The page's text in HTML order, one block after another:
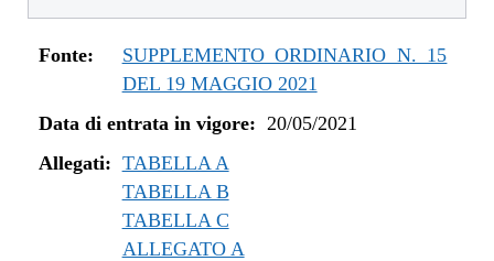
dal 01/01/2022 al 13/06/2022
dal 10/12/2021 al 31/12/2021
dal 06/11/2021 al 09/12/2021
dal 20/05/2021 al 11/08/2021
Fonte:
SUPPLEMENTO ORDINARIO N. 15
DEL 19 MAGGIO 2021
Data di entrata in vigore: 20/05/2021
Allegati: TABELLA A
TABELLA B
TABELLA C
ALLEGATO A